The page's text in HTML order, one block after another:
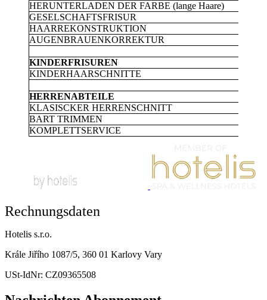
HERUNTERLADEN DER FARBE (lange Haare)
GESELSCHAFTSFRISUR
HAARREKONSTRUKTION
AUGENBRAUENKORREKTUR
KINDERFRISUREN
KINDERHAARSCHNITTE
HERRENABTEILE
KLASISCKER HERRENSCHNITT
BART TRIMMEN
KOMPLETTSERVICE
Rechnungsdaten
Hotelis s.r.o.
Krále Jiřího 1087/5, 360 01 Karlovy Vary
USt-IdNr: CZ09365508